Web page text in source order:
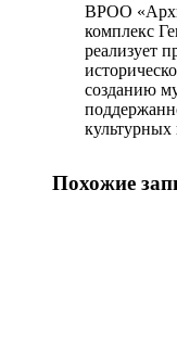
ВРОО
комплекс
реализует
созданию
Похожие